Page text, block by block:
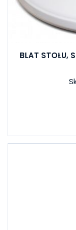
BLAT STOŁU,